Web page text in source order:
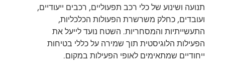
תנועה ושינוע של כלי רכב תפעוליים, רכבים ייעודיים,
ועובדים, כחלק משרשרת הפעולות הכלכליות,
התעשייתיות והמסחריות. השטח נועד לייעל את
הפעילות הלוגיסטית תוך שמירה על כללי בטיחות
ייחודיים שמתאימים לאופי הפעילות במקום.